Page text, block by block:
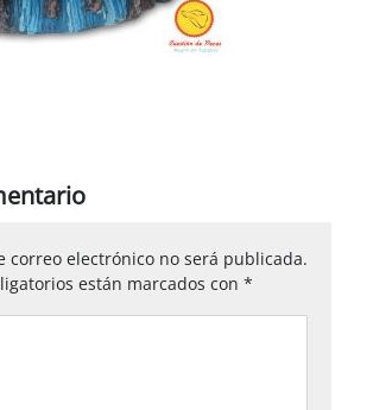
correo electrónico no será publicada.
están marcados con *